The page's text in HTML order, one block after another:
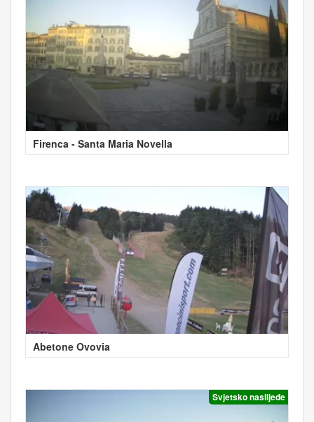
Firenca - Santa Maria Novella
Abetone Ovovia
Svjetsko naslijeđe